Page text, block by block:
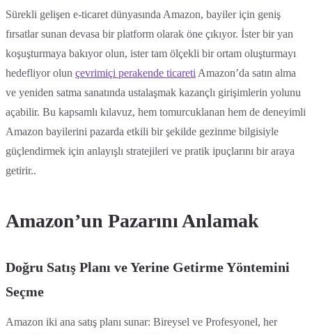
Sürekli gelişen e-ticaret dünyasında Amazon, bayiler için geniş
fırsatlar sunan devasa bir platform olarak öne çıkıyor. İster bir yan
koşuşturmaya bakıyor olun, ister tam ölçekli bir ortam oluşturmayı
hedefliyor olun çevrimiçi perakende ticareti Amazon’da satın alma
ve yeniden satma sanatında ustalaşmak kazançlı girişimlerin yolunu
açabilir. Bu kapsamlı kılavuz, hem tomurcuklanan hem de deneyimli
Amazon bayilerini pazarda etkili bir şekilde gezinme bilgisiyle
güçlendirmek için anlayışlı stratejileri ve pratik ipuçlarını bir araya
getirir..
Amazon’un Pazarını Anlamak
Doğru Satış Planı ve Yerine Getirme Yöntemini
Seçme
Amazon iki ana satış planı sunar: Bireysel ve Profesyonel, her